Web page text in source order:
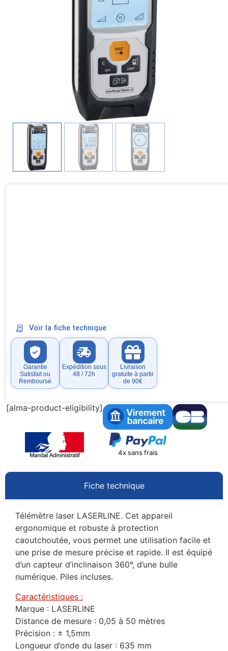
Voir la fiche technique
Garantie
Satisfait ou
Remboursé
Expédition sous
48 / 72h
Livraison
gratuite à partir
de 90€
[alma-product-eligibility]
4x sans frais
Fiche technique
Télémètre laser LASERLINE. Cet appareil
ergonomique et robuste à protection
caoutchoutée, vous permet une utilisation facile et
une prise de mesure précise et rapide. Il est équipé
d’un capteur d’inclinaison 360°, d’une bulle
numérique. Piles incluses.
Caractéristiques :
Marque : LASERLINE
Distance de mesure : 0,05 à 50 mètres
Précision : ± 1,5mm
Longueur d’onde du laser : 635 mm